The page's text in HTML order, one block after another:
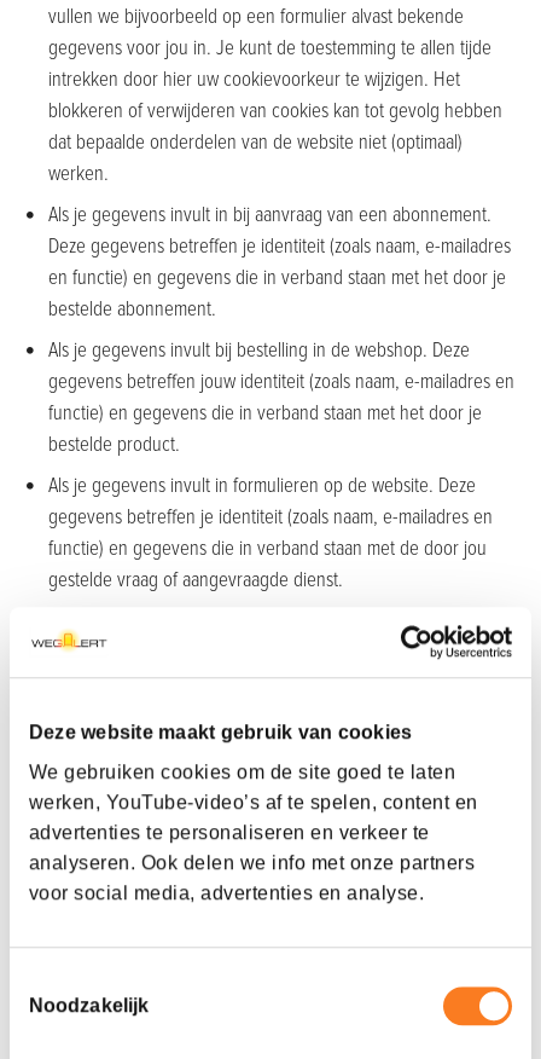
Deze website maakt gebruik van cookies
We gebruiken cookies om de site goed te laten
werken, YouTube-video’s af te spelen, content en
advertenties te personaliseren en verkeer te
analyseren. Ook delen we info met onze partners
voor social media, advertenties en analyse.
Noodzakelijk
vullen we bijvoorbeeld op een formulier alvast bekende
gegevens voor jou in. Je kunt de toestemming te allen tijde
intrekken door hier uw cookievoorkeur te wijzigen. Het
blokkeren of verwijderen van cookies kan tot gevolg hebben
dat bepaalde onderdelen van de website niet (optimaal)
werken.
Als je gegevens invult in bij aanvraag van een abonnement.
Deze gegevens betreffen je identiteit (zoals naam, e-mailadres
en functie) en gegevens die in verband staan met het door je
bestelde abonnement.
Als je gegevens invult bij bestelling in de webshop. Deze
gegevens betreffen jouw identiteit (zoals naam, e-mailadres en
functie) en gegevens die in verband staan met het door je
bestelde product.
Als je gegevens invult in formulieren op de website. Deze
gegevens betreffen je identiteit (zoals naam, e-mailadres en
functie) en gegevens die in verband staan met de door jou
gestelde vraag of aangevraagde dienst.
Als u gegevens invult met betrekking tot een sollicitatie. Deze
gegevens betreffen uw identiteit (zoals naam, e-mailadres,
telefoon), motivatiebrief en CV. Deze gegevens staan in
Wanneer je contact met ons opneemt (via een contactformulier,
e-mail of telefonisch). Het gaat dan om de gegevens waarover
je contact met ons opneemt en die je zelf hebt doorgegeven
voor het opnemen van contact. Het kan gaan om je e-
en/of voornaam, achternaam en vraag. Bouwend Nederland
verwerkt bovenstaande persoonsgegevens niet langer dan
noodzakelijk en volgt de toepasselijke wet- en regelgeving